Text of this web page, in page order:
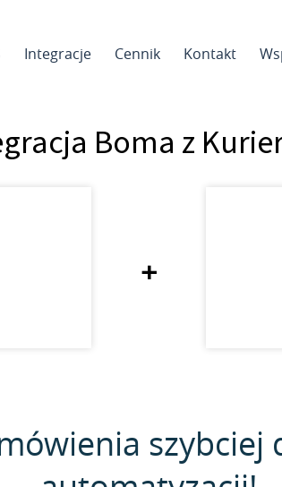
Integracje Cennik Kontakt
Boma z
+
szybciej